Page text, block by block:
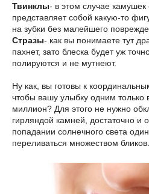
Твинклы- в этом случае
представляет собой какую-то
на зубки без малейшего
Стразы- как вы понимаете тут
пахнет, зато блеска будет уж
полируются и не мутнеют.
Ну как, вы готовы к
чтобы вашу улыбку одним только
миллион? Для этого не нужно
гирляндой камней, достаточно и
попадании солнечного света
переливаться множеством бликов.